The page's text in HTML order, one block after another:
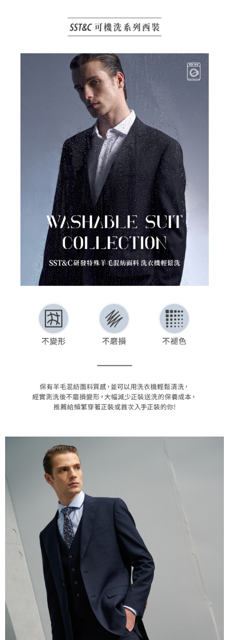
限らない）は、AFTEEに渡され当サービスで必要な範囲内で利用されま
す。AFTEEの個人情報の収集、処理、利用について、詳細はAFTEE公式ホ
ームページの『個人情報の収集、処理及び利用に関する声明』をご参照く
AFTEEの初回ご利用の際に、審査を通過すれば、最高額がNT$10,000にな
ります。支払い期限を過ぎた場合、その金額に基づいて年利20%の遅延滞
納金が加算されます。未成年の利用者は、事前に法定代理人または後見人
の同意を得ればAFTEEをご利用いただけます。
個人情報の処理、利用について疑問がある、または関連する法律の権利を
行使したい場合は、ネットプロテクションズ cs_tw@netprotections.co.jp
にご連絡ください。上記に示した個人情報を、必要な購入注文書とあわせ
てAFTEEにご提供いただく、またはAFTEEにあなたの個人情報の収集、処
理、利用を許可することににご同意いただけない場合は、当サービスを選
択しないでください。